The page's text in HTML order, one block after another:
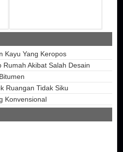
Kayu Yang Keropos
Rumah Akibat Salah Desain
Ruangan Tidak Siku
Konvensional